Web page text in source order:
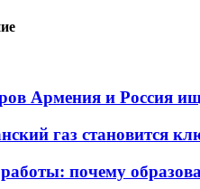
Армения и Россия
газ становится
почему